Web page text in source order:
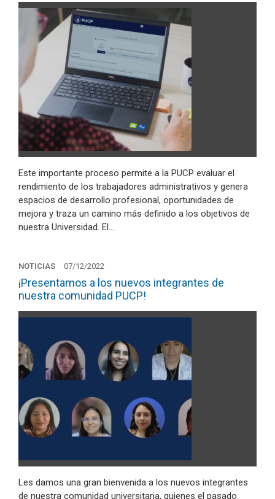
Este importante proceso permite a la PUCP evaluar el
rendimiento de los trabajadores administrativos y genera
espacios de desarrollo profesional, oportunidades de
mejora y traza un camino más definido a los objetivos de
nuestra Universidad. El…
NOTICIAS 07/12/2022
¡Presentamos a los nuevos integrantes de
nuestra comunidad PUCP!
Les damos una gran bienvenida a los nuevos integrantes
de nuestra comunidad universitaria, quienes el pasado